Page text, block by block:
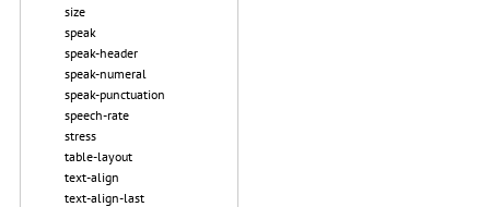
size
speak
speak-header
speak-numeral
speak-punctuation
speech-rate
stress
table-layout
text-align
text-align-last